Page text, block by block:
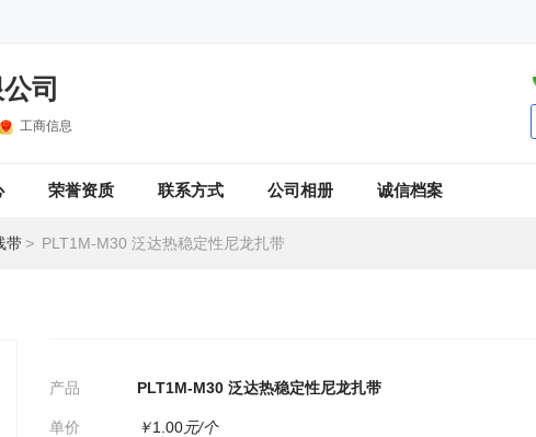
司
工商信息
荣誉资质 联系方式 公司相册 诚信档案
带 > PLT1M-M30 泛达热稳定性尼龙扎带
产品 PLT1M-M30 泛达热稳定性尼龙扎带
单价 ￥1.00元/个